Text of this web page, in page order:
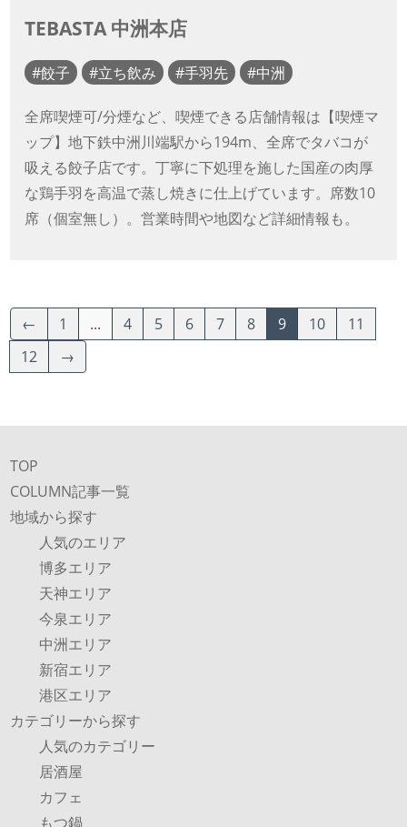
TEBASTA 中洲本店
餃子 立ち飲み 手羽先 中洲
全席喫煙可/分煙など、喫煙できる店舗情報は【喫煙マ
ップ】地下鉄中洲川端駅から194m、全席でタバコが
吸える餃子店です。丁寧に下処理を施した国産の肉厚
な鶏手羽を高温で蒸し焼きに仕上げています。席数10
席（個室無し）。営業時間や地図など詳細情報も。
← 1 ... 4 5 6 7 8 9 10
11
12
→
TOP
COLUMN記事一覧
地域から探す
人気のエリア
博多エリア
天神エリア
今泉エリア
中洲エリア
新宿エリア
港区エリア
カテゴリーから探す
人気のカテゴリー
居酒屋
カフェ
もつ鍋